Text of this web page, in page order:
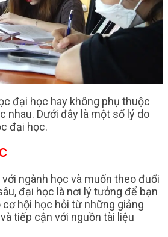
đại học hay không phụ thuộc
nhau. Dưới đây là một số lý do
đại học.
ngành học và muốn theo đuổi
đại học là nơi lý tưởng để bạn
hội học hỏi từ những giảng
tiếp cận với nguồn tài liệu